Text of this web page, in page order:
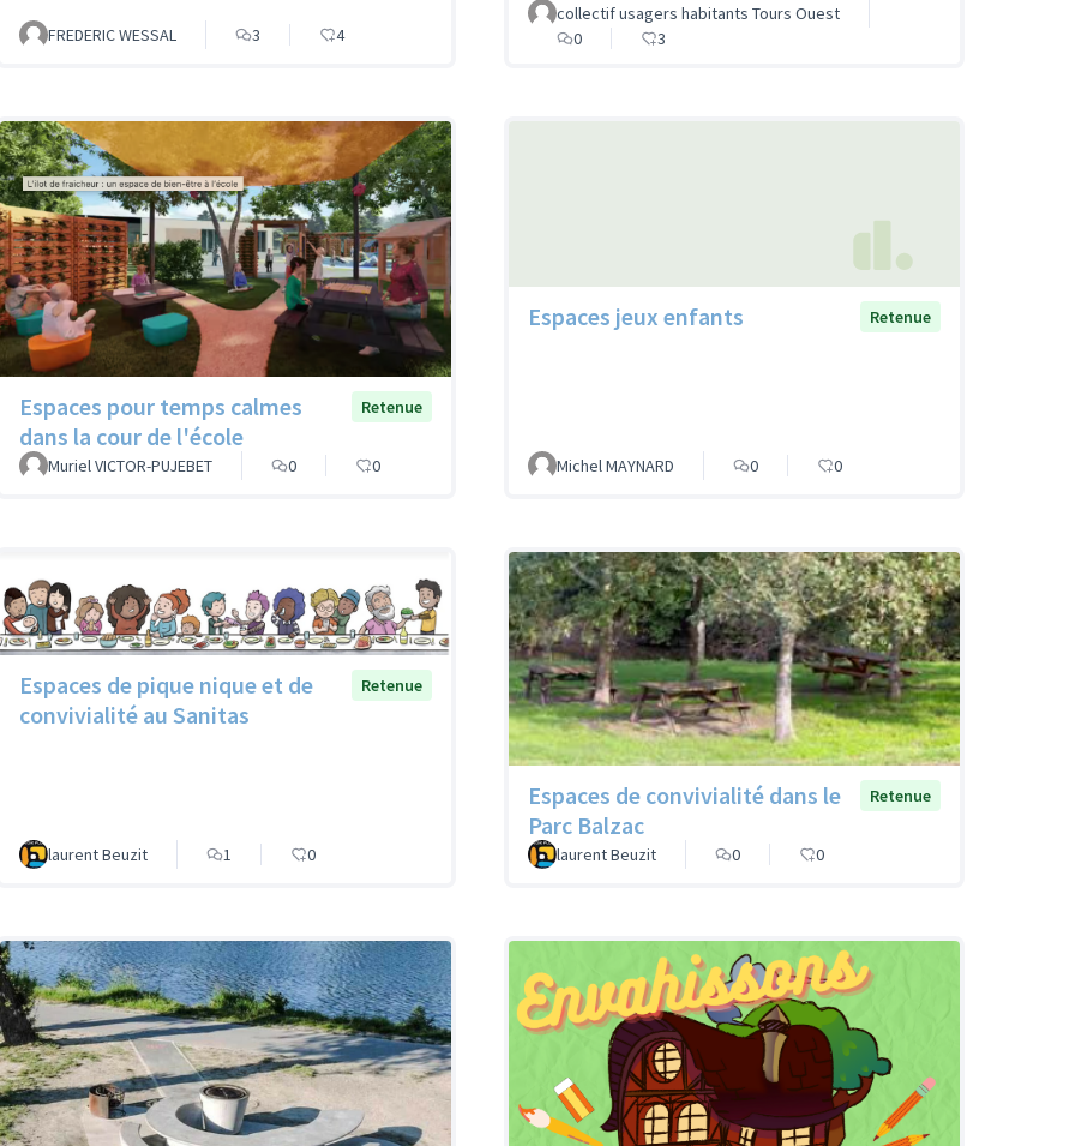
FREDERIC WESSAL 3 4
collectif usagers habitants Tours Ouest
0
3
Espaces pour temps calmes
dans la cour de l'école
Retenue
Muriel VICTOR-PUJEBET 0 0
Espaces jeux enfants Retenue
Michel MAYNARD 0 0
Espaces de pique nique et de
convivialité au Sanitas
Retenue
laurent Beuzit 1 0
Espaces de convivialité dans le
Parc Balzac
Retenue
laurent Beuzit 0 0